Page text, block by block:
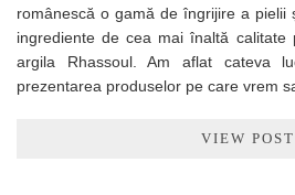
românescă o gamă de îngrijire a
ingrediente de cea mai înaltă
argila Rhassoul. Am aflat cateva
prezentarea produselor pe care vrem
VIEW POST